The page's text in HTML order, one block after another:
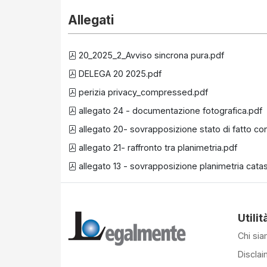
Allegati
20_2025_2_Avviso sincrona pura.pdf
DELEGA 20 2025.pdf
perizia privacy_compressed.pdf
allegato 24 - documentazione fotografica.pdf
allegato 20- sovrapposizione stato di fatto
allegato 21- raffronto tra planimetria.pdf
allegato 13 - sovrapposizione planimetria
Chi